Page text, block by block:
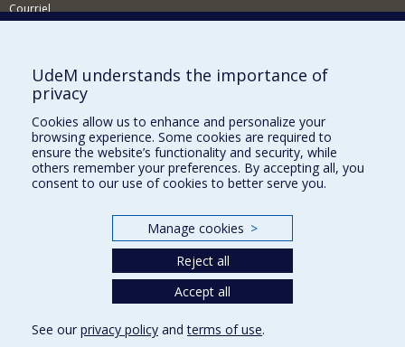
Courriel
Comment soutenir le Département?
BESOIN D'AIDE?
Plan du site
Signaler une erreur
Accessibilité
Nos départements et écoles
UdeM understands the importance of
privacy
Cookies allow us to enhance and personalize your
browsing experience. Some cookies are required to
ensure the website’s functionality and security, while
others remember your preferences. By accepting all, you
consent to our use of cookies to better serve you.
Manage cookies >
Reject all
Accept all
See our privacy policy andterms of use.